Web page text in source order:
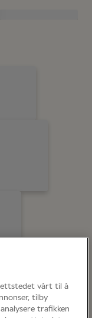
vårt til å
tilby
trafikken